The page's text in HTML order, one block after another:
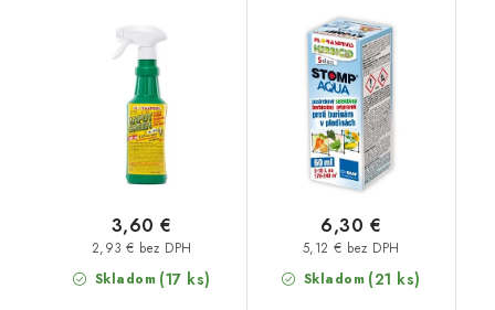
Skladom (17 ks)
2,93 € bez DPH
3,60 €
Skladom (21 ks)
5,12 € bez DPH
6,30 €